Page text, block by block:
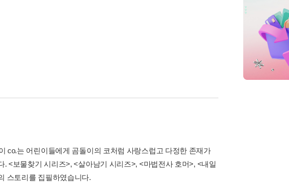
co.는 어린이들에게 곰돌이의 코처럼 사랑스럽고 다정한 존재가
. <보물찾기 시리즈>, <살아남기 시리즈>, <마법전사 호머>, <내일
스토리를 집필하였습니다.